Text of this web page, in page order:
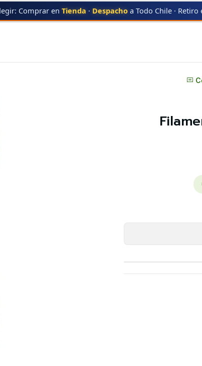
Comprar en Tienda · Despacho a Todo Chile · Retiro
PLA+ Morado 1kg Anycubic | Filamentos